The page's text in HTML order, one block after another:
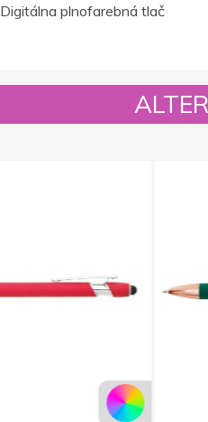
Digitálna plnofarebná tlač